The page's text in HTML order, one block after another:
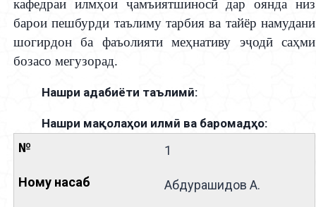
кафедраи илмҳои ҷамъиятшиносӣдар оянда низ
барои пешбурди таълиму тарбия ва тайёр намудани
шогирдон ба фаъолияти меҳнативу эҷодӣсаҳми
бозасо мегузорад.
Нашри адабиёти таълимӣ:
Нашри мақолаҳои илмӣ ва баромадҳо:
1
Абдурашидов А.